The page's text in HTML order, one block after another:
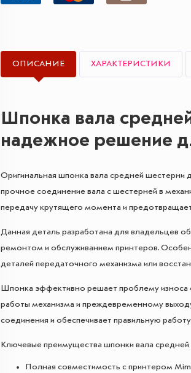
ОПИСАНИЕ ХАРАКТЕРИСТИКИ
Шпонка вала
надежное решение
Оригинальная шпонка вала средней шестерни
прочное соединение вала с шестерней в
передачу крутящего момента и
Данная деталь разработана для владельцев
ремонтом и обслуживанием принтеров.
деталей передаточного механизма или
Шпонка эффективно решает проблему износа
работы механизма и преждевременному
соединения и обеспечивает правильную
Ключевые преимущества шпонки вала
Полная совместимость с принтером